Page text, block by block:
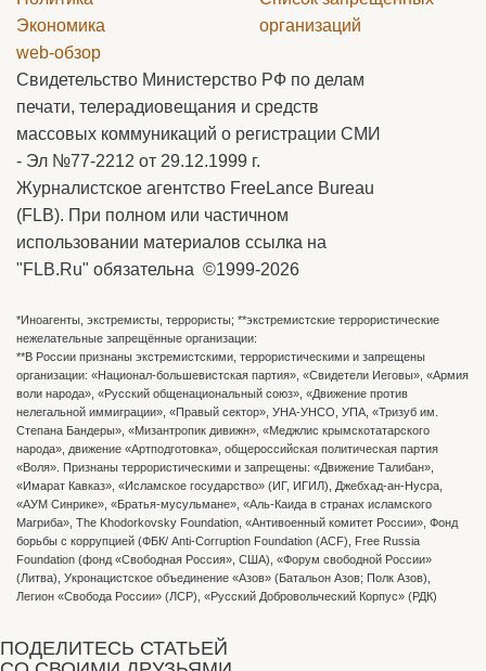
Экономика
web-обзор
организаций
Свидетельство Министерство РФ по делам
печати, телерадиовещания и средств
массовых коммуникаций о регистрации СМИ
- Эл №77-2212 от 29.12.1999 г.
Журналистское агентство FreeLance Bureau
(FLB). При полном или частичном
использовании материалов ссылка на
"FLB.Ru" обязательна ©1999-2026
*Иноагенты, экстремисты, террористы; **экстремистские террористические
нежелательные запрещённые организации:
**В России признаны экстремистскими, террористическими и запрещены
организации: «Национал-большевистская партия», «Свидетели Иеговы», «Армия
воли народа», «Русский общенациональный союз», «Движение против
нелегальной иммиграции», «Правый сектор», УНА-УНСО, УПА, «Тризуб им.
Степана Бандеры», «Мизантропик дивижн», «Меджлис крымскотатарского
народа», движение «Артподготовка», общероссийская политическая партия
«Воля». Признаны террористическими и запрещены: «Движение Талибан»,
«Имарат Кавказ», «Исламское государство» (ИГ, ИГИЛ), Джебхад-ан-Нусра,
«АУМ Синрике», «Братья-мусульмане», «Аль-Каида в странах исламского
Магриба», The Khodorkovsky Foundation, «Антивоенный комитет России», Фонд
борьбы с коррупцией (ФБК/ Anti-Corruption Foundation (ACF), Free Russia
Foundation (фонд «Свободная Россия», США), «Форум свободной России»
(Литва), Укронацистское объединение «Aзов» (Батальон Азов; Полк Азов),
Легион «Свобода России» (ЛСР), «Русский Добровольческий Корпус» (РДК)
ПОДЕЛИТЕСЬ СТАТЬЕЙ